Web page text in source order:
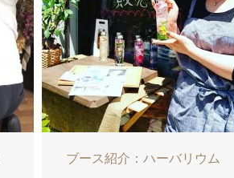
ブース紹介：ハーバリウム